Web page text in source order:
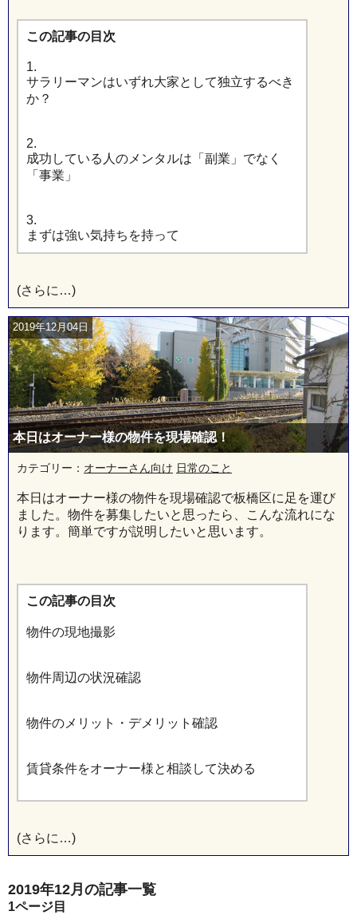
この記事の目次
1.
サラリーマンはいずれ大家として独立するべき
か？
2.
成功している人のメンタルは「副業」でなく
「事業」
3.
まずは強い気持ちを持って
(さらに…)
2019年12月04日
本日はオーナー様の物件を現場確認！
カテゴリー： オーナーさん向け 日常のこと
本日はオーナー様の物件を現場確認で板橋区に足を運び
ました。物件を募集したいと思ったら、こんな流れにな
ります。簡単ですが説明したいと思います。
この記事の目次
物件の現地撮影
物件周辺の状況確認
物件のメリット・デメリット確認
賃貸条件をオーナー様と相談して決める
(さらに…)
2019年12月の記事一覧
1ページ目